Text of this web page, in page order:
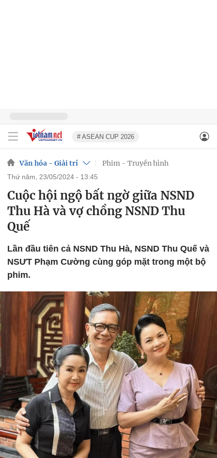
# ASEAN CUP 2026
Văn hóa - Giải trí Phim - Truyền hình
thứ năm, 23/05/2024 - 13:45
Cuộc hội ngộ bất ngờ giữa NSND
Thu Hà và vợ chồng NSND Thu
Quế
Lần đầu tiên cả NSND Thu Hà, NSND Thu Quế và
NSƯT Phạm Cường cùng góp mặt trong một bộ
phim.